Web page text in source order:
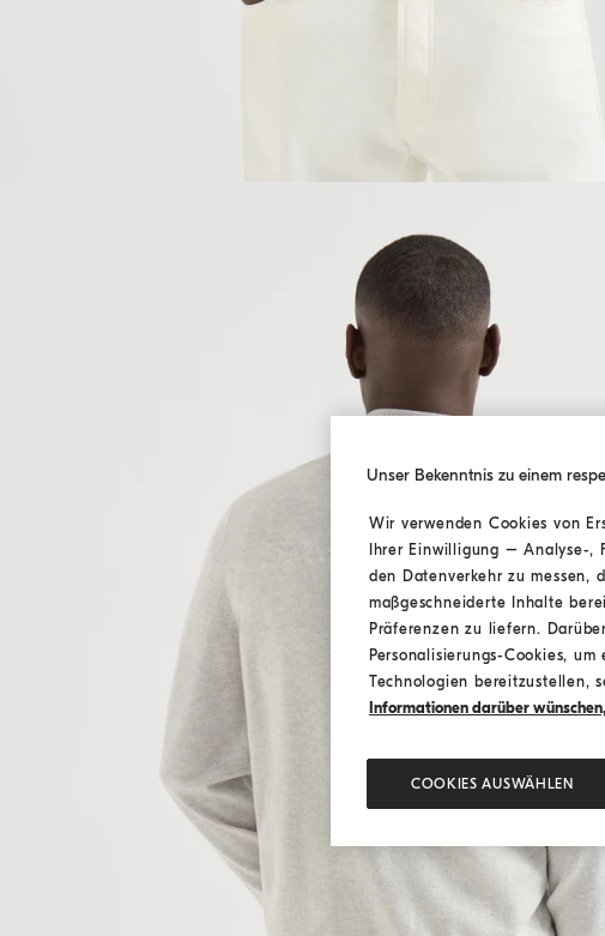
Unser Bekenntnis zu einem
Wir verwenden Cookies von
Ihrer Einwilligung – Analyse-,
den Datenverkehr zu messen,
maßgeschneiderte Inhalte
Präferenzen zu liefern.
Personalisierungs-Cookies,
Technologien bereitzustellen,
Informationen darüber
COOKIES AUSWÄHLEN